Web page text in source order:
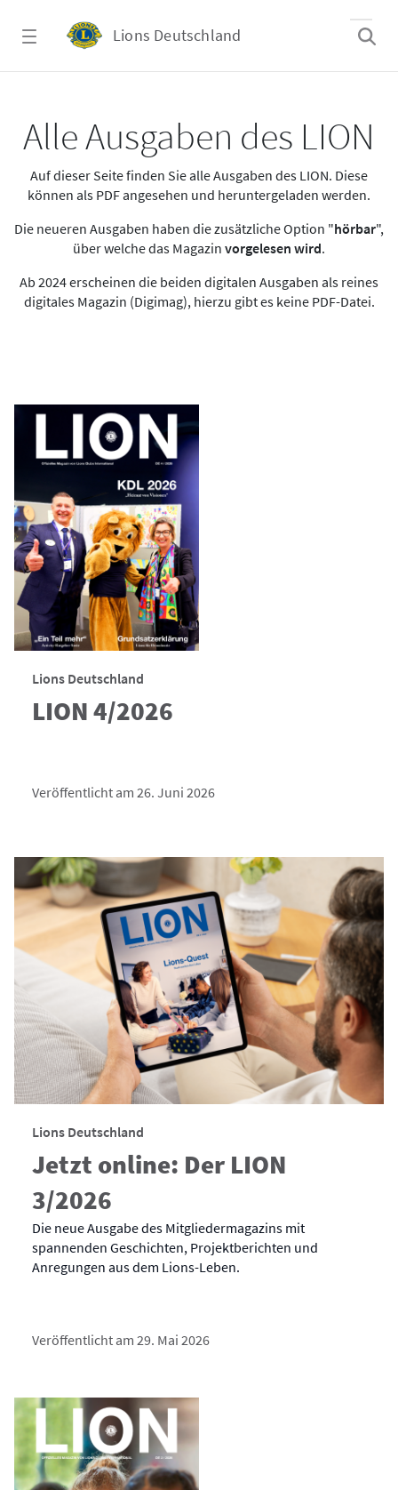
Lions Deutschland
Alle Ausgaben des LION
Auf dieser Seite finden Sie alle Ausgaben des LION. Diese
können als PDF angesehen und heruntergeladen werden.
Die neueren Ausgaben haben die zusätzliche Option "hörbar",
über welche das Magazin vorgelesen wird.
Ab 2024 erscheinen die beiden digitalen Ausgaben als reines
digitales Magazin (Digimag), hierzu gibt es keine PDF-Datei.
Lions Deutschland
LION 4/2026
Veröffentlicht am 26. Juni 2026
Lions Deutschland
Jetzt online: Der LION
3/2026
Die neue Ausgabe des Mitgliedermagazins mit
spannenden Geschichten, Projektberichten und
Anregungen aus dem Lions-Leben.
Veröffentlicht am 29. Mai 2026